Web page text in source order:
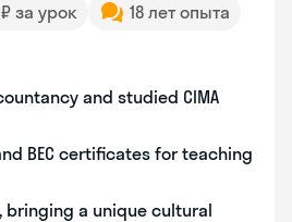
за урок
18 лет опыта
and studied CIMA
BEC certificates for teaching
bringing a unique cultural